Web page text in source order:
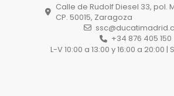
Calle de Rudolf Diesel 33, pol.
CP. 50015, Zaragoza
+34 876 405 150
L-V 10:00 a 13:00 y 16:00 a 20:00 |